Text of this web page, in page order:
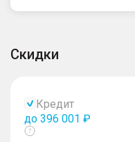
Скидки
Кредит
до 396 001 ₽
Показать